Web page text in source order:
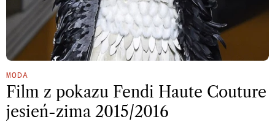
MODA
Film z pokazu Fendi Haute Couture
jesień-zima 2015/2016